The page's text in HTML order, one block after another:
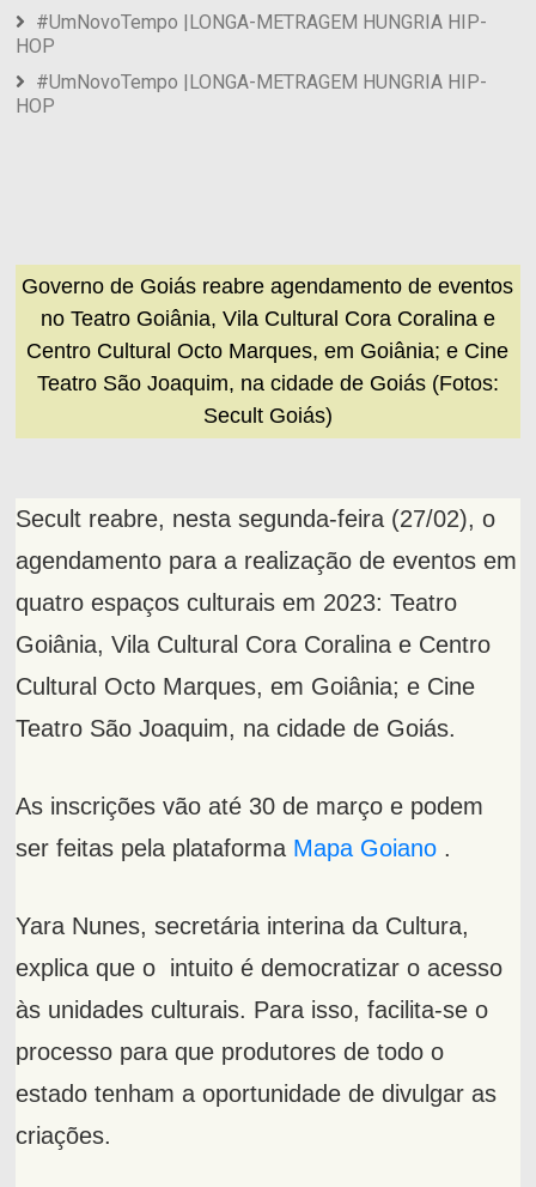
#UmNovoTempo |LONGA-METRAGEM HUNGRIA HIP-
HOP
#UmNovoTempo |LONGA-METRAGEM HUNGRIA HIP-
HOP
Governo de Goiás reabre agendamento de eventos
no Teatro Goiânia, Vila Cultural Cora Coralina e
Centro Cultural Octo Marques, em Goiânia; e Cine
Teatro São Joaquim, na cidade de Goiás (Fotos:
Secult Goiás)
Secult reabre, nesta segunda-feira (27/02), o
agendamento para a realização de eventos em
quatro espaços culturais em 2023: Teatro
Goiânia, Vila Cultural Cora Coralina e Centro
Cultural Octo Marques, em Goiânia; e Cine
Teatro São Joaquim, na cidade de Goiás.
As inscrições vão até 30 de março e podem
ser feitas pela plataforma Mapa Goiano .
Yara Nunes, secretária interina da Cultura,
explica que o intuito é democratizar o acesso
às unidades culturais. Para isso, facilita-se o
processo para que produtores de todo o
estado tenham a oportunidade de divulgar as
criações.